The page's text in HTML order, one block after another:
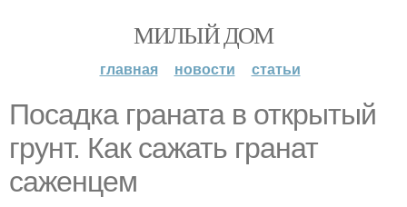
МИЛЫЙ ДОМ
главная новости статьи
Посадка граната в открытый
грунт. Как сажать гранат
саженцем